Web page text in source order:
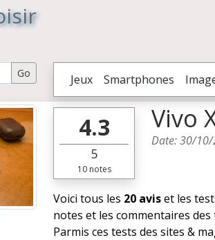
Jeux Smartphones
4.3
5
10notes
Vivo
Date:30/
Voici tous les 20 aviset les
notes et les commentaires
Parmis ces tests des sites &